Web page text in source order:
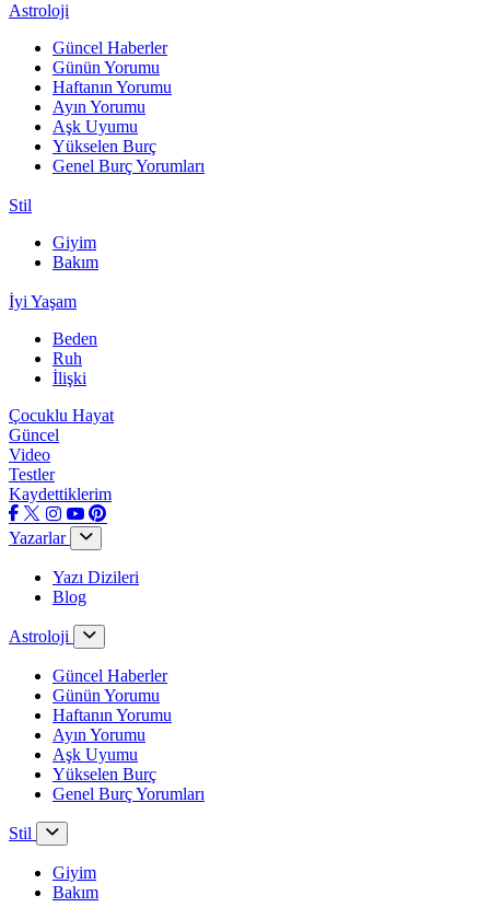
Astroloji
Güncel Haberler
Günün Yorumu
Haftanın Yorumu
Ayın Yorumu
Aşk Uyumu
Yükselen Burç
Genel Burç Yorumları
Stil
Giyim
Bakım
İyi Yaşam
Beden
Ruh
İlişki
Çocuklu Hayat
Güncel
Video
Testler
Kaydettiklerim
Yazarlar
Yazı Dizileri
Blog
Astroloji
Güncel Haberler
Günün Yorumu
Haftanın Yorumu
Ayın Yorumu
Aşk Uyumu
Yükselen Burç
Genel Burç Yorumları
Stil
Giyim
Bakım